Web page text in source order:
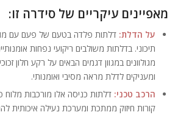
מאפיינים עיקריים של סידרה זו:
על הדלת: דלתות פלדה בטעם של פעם עם
תיכוני. בדלתות משולבים ריקועי נפחות
מגולוונים במגוון דגמים הבאים על רקע חלון
ומעניקים לדלת מראה מסיבי ואומנותי.
הרכב טכני: דלתות כניסה אלו מורכבות מלוח
קורות חיזוק ממתכת ומערכת נעילה איכותית